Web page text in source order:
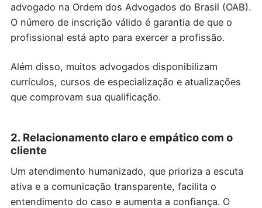
advogado na Ordem dos Advogados do Brasil (OAB).
O número de inscrição válido é garantia de que o
profissional está apto para exercer a profissão.
Além disso, muitos advogados disponibilizam
currículos, cursos de especialização e atualizações
que comprovam sua qualificação.
2. Relacionamento claro e empático com o
cliente
Um atendimento humanizado, que prioriza a escuta
ativa e a comunicação transparente, facilita o
entendimento do caso e aumenta a confiança. O